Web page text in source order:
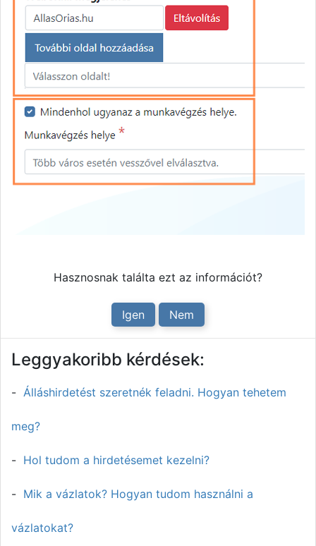
Hasznosnak találta ezt az információt?
Igen Nem
Leggyakoribb kérdések:
Álláshirdetést szeretnék feladni. Hogyan tehetem
meg?
Hol tudom a hirdetésemet kezelni?
Mik a vázlatok? Hogyan tudom használni a
vázlatokat?